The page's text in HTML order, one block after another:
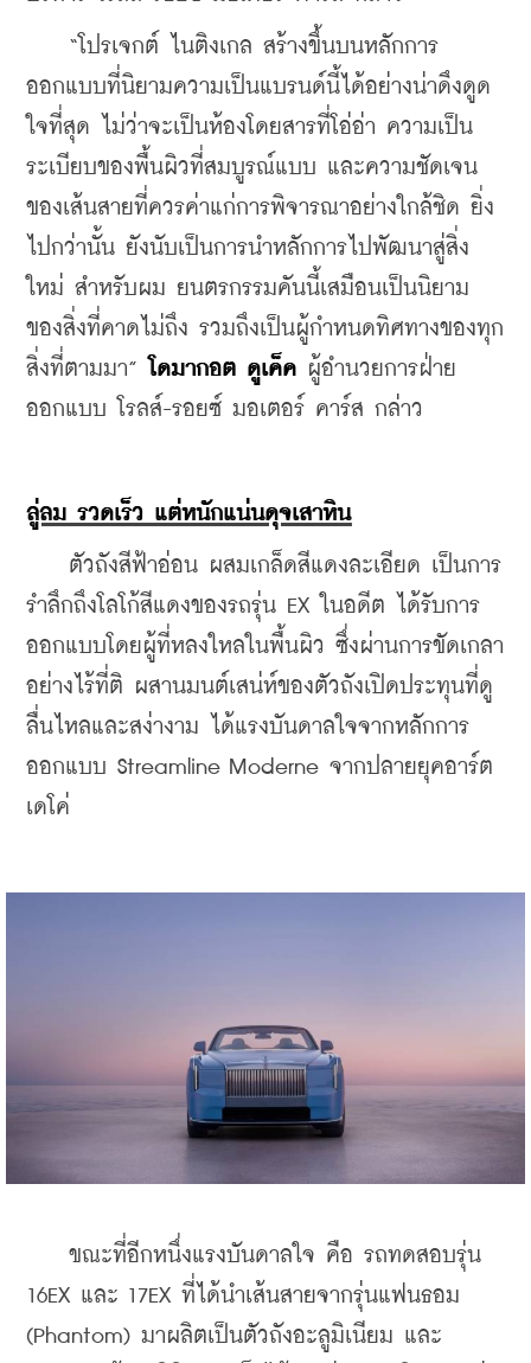
“โปรเจกต์ ไนติงเกล สร้างขึ้นบนหลักการ
ออกแบบที่นิยามความเป็นแบรนด์นี้ได้อย่างน่าดึงดูด
ใจที่สุด ไม่ว่าจะเป็นห้องโดยสารที่โอ่อ่า ความเป็น
ระเบียบของพื้นผิวที่สมบูรณ์แบบ และความชัดเจน
ของเส้นสายที่ควรค่าแก่การพิจารณาอย่างใกล้ชิด ยิ่ง
ไปกว่านั้น ยังนับเป็นการนำหลักการไปพัฒนาสู่สิ่ง
ใหม่ สำหรับผม ยนตรกรรมคันนี้เสมือนเป็นนิยาม
ของสิ่งที่คาดไม่ถึง รวมถึงเป็นผู้กำหนดทิศทางของทุก
สิ่งที่ตามมา”
โดมากอต ดูเค็ค ผู้อำนวยการฝ่าย
ออกแบบ โรลส์-รอยซ์ มอเตอร์ คาร์ส กล่าว
ลู่ลม รวดเร็ว แต่หนักแน่นดุจเสาหิน
ตัวถังสีฟ้าอ่อน ผสมเกล็ดสีแดงละเอียด เป็นการ
รำลึกถึงโลโก้สีแดงของรถรุ่น EX ในอดีต ได้รับการ
ออกแบบโดยผู้ที่หลงใหลในพื้นผิว ซึ่งผ่านการขัดเกลา
อย่างไร้ที่ติ ผสานมนต์เสน่ห์ของตัวถังเปิดประทุนที่ดู
ลื่นไหลและสง่างาม ได้แรงบันดาลใจจากหลักการ
ออกแบบ Streamline Moderne จากปลายยุคอาร์ต
เดโค่
ขณะที่อีกหนึ่งแรงบันดาลใจ คือ รถทดสอบรุ่น
16EX และ 17EX ที่ได้นำเส้นสายจากรุ่นแฟนธอม
(Phantom) มาผลิตเป็นตัวถังอะลูมิเนียม และ